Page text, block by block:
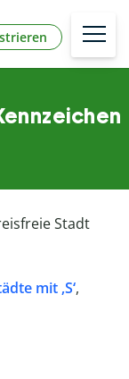
Stadt
mit ‚S‘,